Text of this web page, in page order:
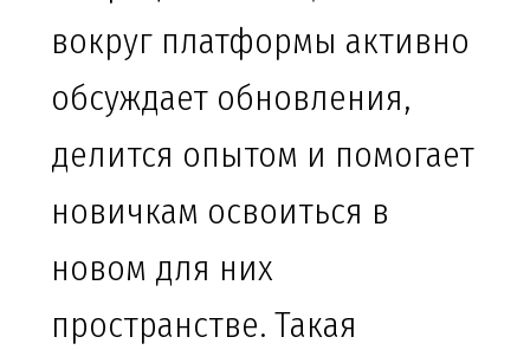
вокруг платформы активно
обсуждает обновления,
делится опытом и помогает
новичкам освоиться в
новом для них
пространстве. Такая